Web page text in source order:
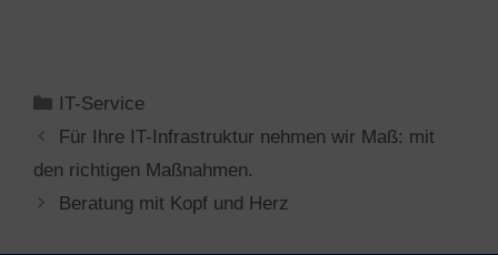
Kategorien
IT-Service
Für Ihre IT-Infrastruktur nehmen wir Maß: mit
den richtigen Maßnahmen.
Beratung mit Kopf und Herz